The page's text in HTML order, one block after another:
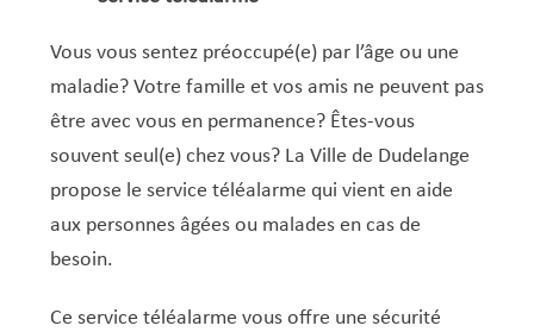
Vous vous sentez préoccupé(e) par l’âge ou une
maladie? Votre famille et vos amis ne peuvent pas
être avec vous en permanence? Êtes-vous
souvent seul(e) chez vous? La Ville de Dudelange
propose le service téléalarme qui vient en aide
aux personnes âgées ou malades en cas de
besoin.
Ce service téléalarme vous offre une sécurité